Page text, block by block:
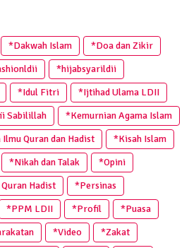
*Dakwah Islam
*Doa dan Zikir
*hijabsyarildii
*Idul Fitri
*Ijtihad Ulama LDII
Sabilillah
*Kemurnian Agama Islam
Quran dan Hadist
*Kisah Islam
*Nikah dan Talak
*Opini
Hadist
*Persinas
*PPM LDII *Profil
*Puasa
*Video
*Zakat